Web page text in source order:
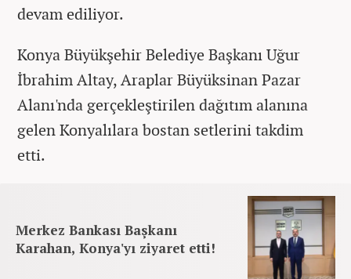
devam ediliyor.
Konya Büyükşehir Belediye Başkanı Uğur
İbrahim Altay, Araplar Büyüksinan Pazar
Alanı'nda gerçekleştirilen dağıtım alanına
gelen Konyalılara bostan setlerini takdim
etti.
Merkez Bankası Başkanı
Karahan, Konya'yı ziyaret etti!